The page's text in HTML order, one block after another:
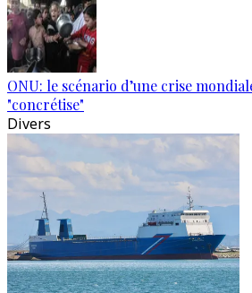
ONU: le scénario d’une crise
"concrétise"
Divers